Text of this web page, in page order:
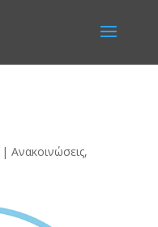
| Ανακοινώσεις,